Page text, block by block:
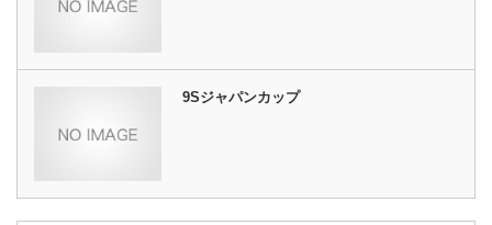
9Sジャパンカップ